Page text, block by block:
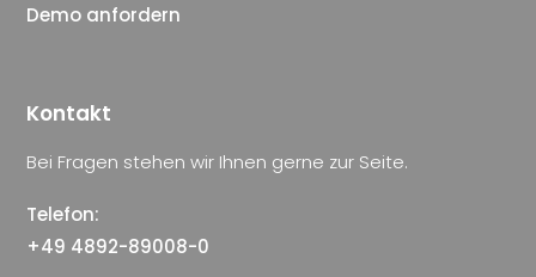
Demo anfordern
Kontakt
Bei Fragen stehen wir Ihnen gerne zur Seite.
Telefon:
+49 4892-89008-0